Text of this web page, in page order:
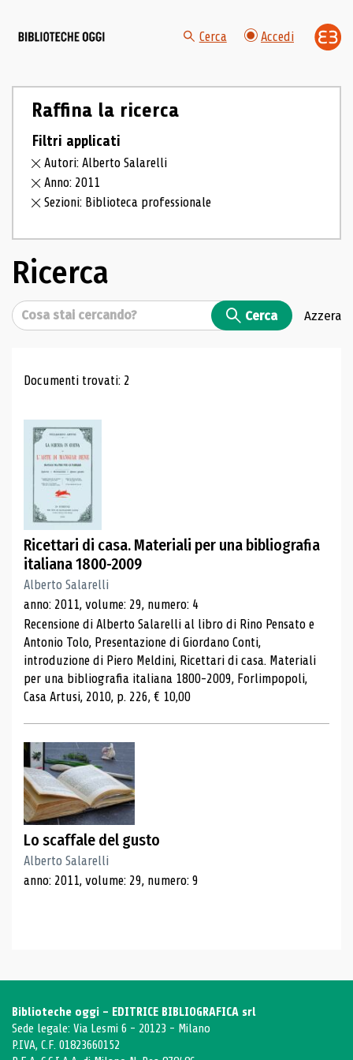
Cerca Accedi
Raffina la ricerca
Filtri applicati
Autori: Alberto Salarelli
Anno: 2011
Sezioni: Biblioteca professionale
Ricerca
Cerca Cerca Azzera
Risultati di ricerca
Documenti trovati: 2
Ricettari di casa. Materiali per una bibliografia
italiana 1800-2009
Alberto Salarelli
anno: 2011, volume: 29, numero: 4
Recensione di Alberto Salarelli al libro di Rino Pensato e
Antonio Tolo, Presentazione di Giordano Conti,
introduzione di Piero Meldini, Ricettari di casa. Materiali
per una bibliografia italiana 1800-2009, Forlimpopoli,
Casa Artusi, 2010, p. 226, € 10,00
Lo scaffale del gusto
Alberto Salarelli
anno: 2011, volume: 29, numero: 9
Biblioteche oggi - EDITRICE BIBLIOGRAFICA srl
Sede legale: Via Lesmi 6 - 20123 - Milano
P.IVA, C.F. 01823660152